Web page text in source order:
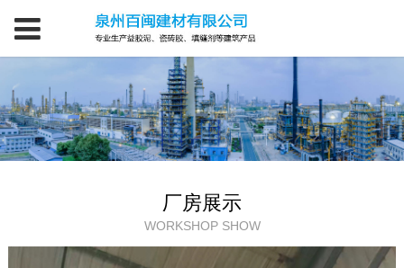
厂房展示
WORKSHOP SHOW